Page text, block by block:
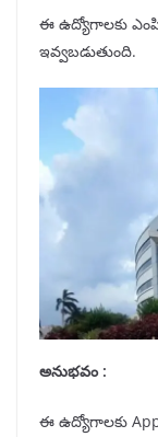
ఈ ఉద్యోగాలకు
ఇవ్వబడుతుంది.
అనుభవం :
ఈ ఉద్యోగాలకు